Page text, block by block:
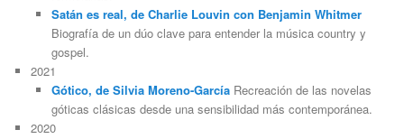
Satán es real, de Charlie Louvin con Benjamin Whitmer
Biografía de un dúo clave para entender la música country y
gospel.
2021
Gótico, de Silvia Moreno-GarcíaRecreación de las novelas
góticas clásicas desde una sensibilidad más contemporánea.
2020